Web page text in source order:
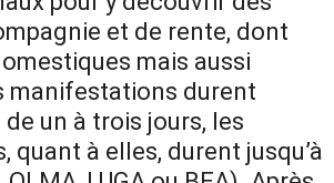
et de rente, dont
mais aussi
manifestations durent
un à trois jours, les
quant à elles, durent jusqu’à